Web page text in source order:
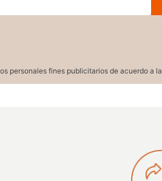
personales fines publicitarios de acuerdo a la